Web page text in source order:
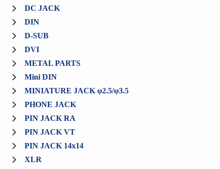
DC JACK
DIN
D-SUB
DVI
METAL PARTS
Mini DIN
MINIATURE JACK φ2.5/φ3.5
PHONE JACK
PIN JACK RA
PIN JACK VT
PIN JACK 14x14
XLR